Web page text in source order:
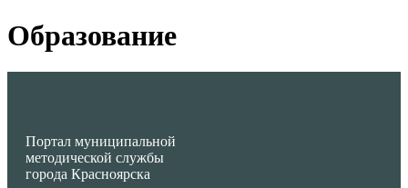
Образование
Портал муниципальной
методической службы
города Красноярска